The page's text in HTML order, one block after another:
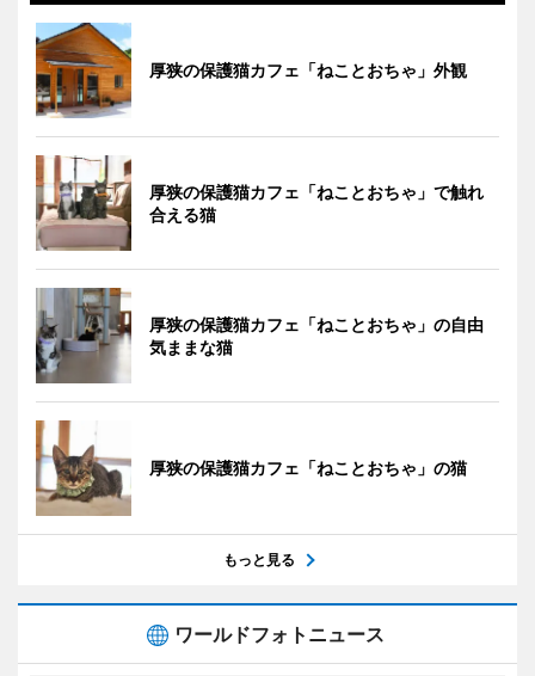
厚狭の保護猫カフェ「ねことおちゃ」外観
厚狭の保護猫カフェ「ねことおちゃ」で触れ
合える猫
厚狭の保護猫カフェ「ねことおちゃ」の自由
気ままな猫
厚狭の保護猫カフェ「ねことおちゃ」の猫
もっと見る
ワールドフォトニュース